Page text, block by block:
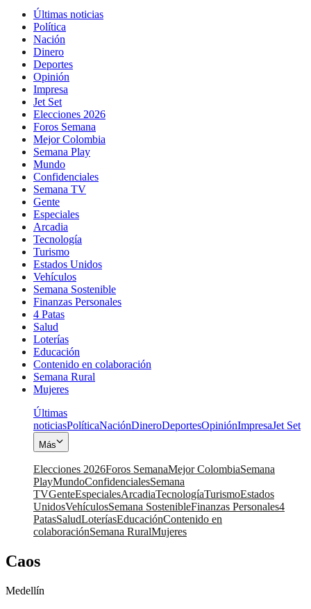
Últimas noticias
Política
Nación
Dinero
Deportes
Opinión
Impresa
Jet Set
Elecciones 2026
Foros Semana
Mejor Colombia
Semana Play
Mundo
Confidenciales
Semana TV
Gente
Especiales
Arcadia
Tecnología
Turismo
Estados Unidos
Vehículos
Semana Sostenible
Finanzas Personales
4 Patas
Salud
Loterías
Educación
Contenido en colaboración
Semana Rural
Mujeres
Últimas
noticiasPolíticaNaciónDineroDeportesOpiniónImpresaJet Set
Más
Elecciones 2026Foros SemanaMejor ColombiaSemana
PlayMundoConfidencialesSemana
TVGenteEspecialesArcadiaTecnologíaTurismoEstados
UnidosVehículosSemana SostenibleFinanzas Personales4
PatasSaludLoteríasEducaciónContenido en
colaboraciónSemana RuralMujeres
Caos
Medellín